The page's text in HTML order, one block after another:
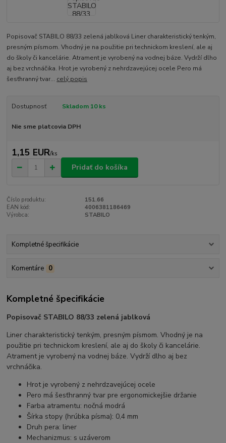
Popisovač STABILO 88/33 zelená jablková Liner charakteristický tenkým,
presným písmom. Vhodný je na použitie pri technickom kreslení, ale aj
do školy či kancelárie. Atrament je vyrobený na vodnej báze. Vydrží dlho
aj bez vrchnáčika. Hrot je vyrobený z nehrdzavejúcej ocele Pero má
šesťhranný tvar... celý popis
Dostupnosť Skladom 10 ks
Nie sme platcovia DPH
1,15 EUR/ks
Pridať do košíka
Číslo produktu:
151.66
EAN kód:
4006381186469
Výrobca:
STABILO
Kompletné špecifikácie
Komentáre 0
Kompletné špecifikácie
Popisovač STABILO 88/33 zelená jablková
Liner charakteristický tenkým, presným písmom. Vhodný je na
použitie pri technickom kreslení, ale aj do školy či kancelárie.
Atrament je vyrobený na vodnej báze. Vydrží dlho aj bez
vrchnáčika.
Hrot je vyrobený z nehrdzavejúcej ocele
Pero má šesťhranný tvar pre ergonomickejšie držanie
Farba atramentu: nočná modrá
Šírka stopy (hrúbka písma): 0,4 mm
Druh pera: liner
Mechanizmus: s uzáverom